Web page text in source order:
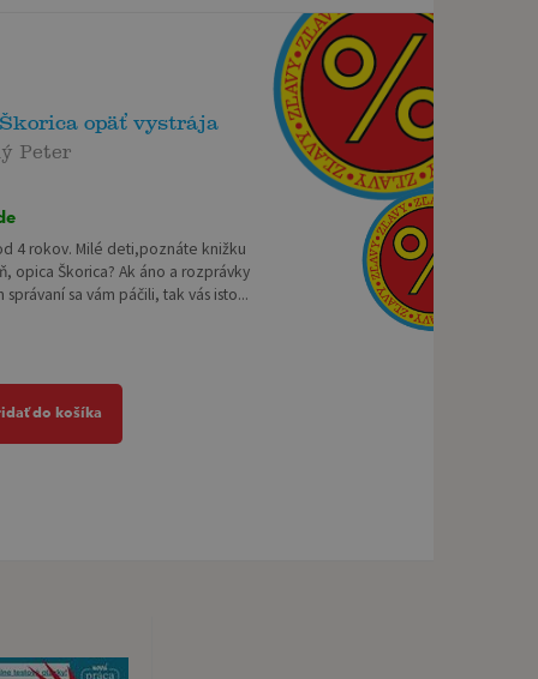
opäť vystrája
Peter
4 rokov. Milé deti,poznáte knižku
opica Škorica? Ak áno a rozprávky
správaní sa vám páčili, tak vás isto...
do košíka